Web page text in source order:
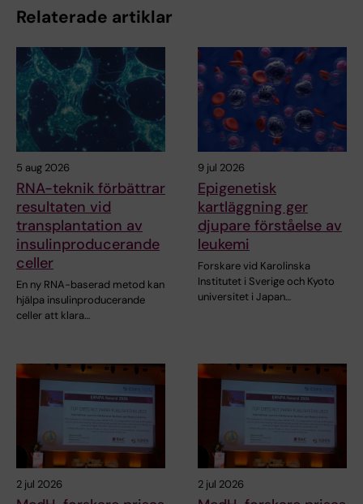
Relaterade artiklar
5 aug 2026
RNA-teknik förbättrar
resultaten vid
transplantation av
insulinproducerande
celler
En ny RNA-baserad metod kan
hjälpa insulinproducerande
celler att klara…
9 jul 2026
Epigenetisk
kartläggning ger
djupare förståelse av
leukemi
Forskare vid Karolinska
Institutet i Sverige och Kyoto
universitet i Japan…
2 jul 2026 2 jul 2026